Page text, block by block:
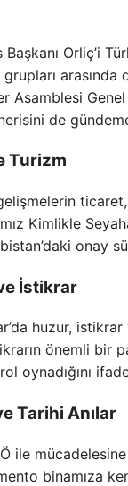
Başkanı Orliç’i
arasında
Asamblesi Genel
de
Turizm
ticaret,
Kimlikle
onay
İstikrar
huzur,
önemli bir
oynadığını
Tarihi Anılar
ile
binamıza